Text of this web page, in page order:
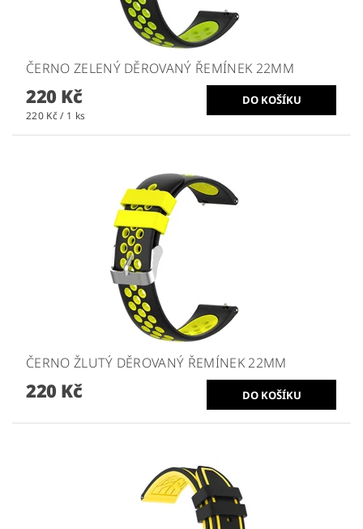
ČERNO ZELENÝ DĚROVANÝ ŘEMÍNEK 22MM
220 Kč
220 Kč / 1 ks
ČERNO ŽLUTÝ DĚROVANÝ ŘEMÍNEK 22MM
220 Kč